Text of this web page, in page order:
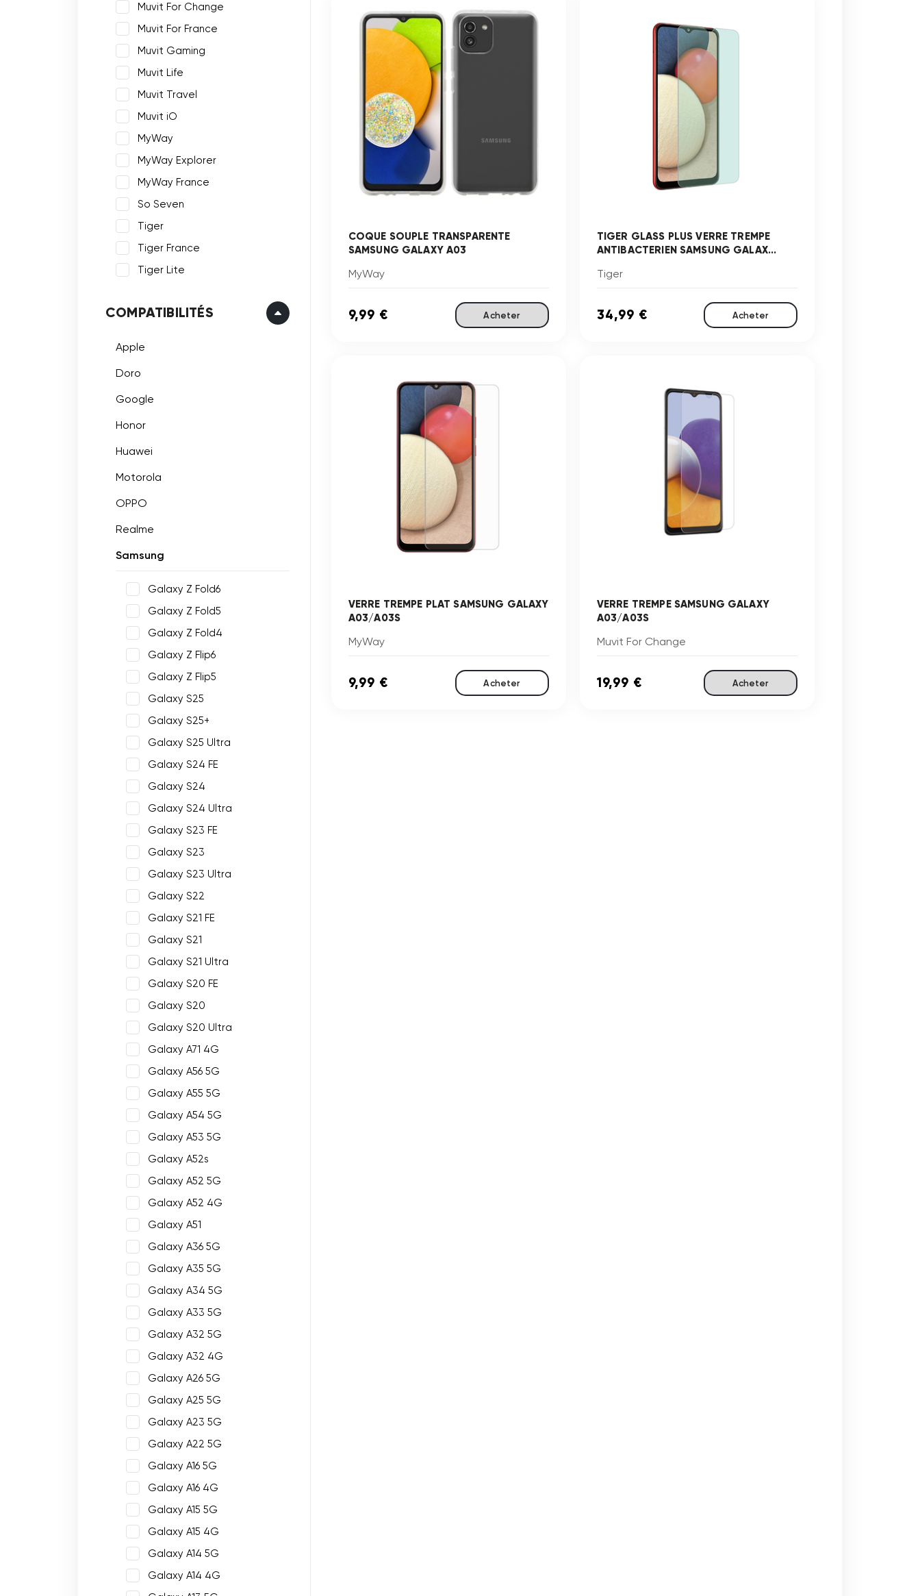
Muvit For Change
Muvit For France
Muvit Gaming
Muvit Life
Muvit Travel
Muvit iO
MyWay
MyWay Explorer
MyWay France
So Seven
Tiger
Tiger France
Tiger Lite
COMPATIBILITÉS
Apple
Doro
Google
Honor
Huawei
Motorola
OPPO
Realme
Samsung
Galaxy Z Fold6
Galaxy Z Fold5
Galaxy Z Fold4
Galaxy Z Flip6
Galaxy Z Flip5
Galaxy S25
Galaxy S25+
Galaxy S25 Ultra
Galaxy S24 FE
Galaxy S24
Galaxy S24 Ultra
Galaxy S23 FE
Galaxy S23
Galaxy S23 Ultra
Galaxy S22
Galaxy S21 FE
Galaxy S21
Galaxy S21 Ultra
Galaxy S20 FE
Galaxy S20
Galaxy S20 Ultra
Galaxy A71 4G
Galaxy A56 5G
Galaxy A55 5G
Galaxy A54 5G
Galaxy A53 5G
Galaxy A52s
Galaxy A52 5G
Galaxy A52 4G
Galaxy A51
Galaxy A36 5G
Galaxy A35 5G
Galaxy A34 5G
Galaxy A33 5G
Galaxy A32 5G
Galaxy A32 4G
Galaxy A26 5G
Galaxy A25 5G
Galaxy A23 5G
Galaxy A22 5G
Galaxy A16 5G
Galaxy A16 4G
Galaxy A15 5G
Galaxy A15 4G
Galaxy A14 5G
Galaxy A14 4G
COQUE SOUPLE TRANSPARENTE
SAMSUNG GALAXY A03
MyWay
9,99 € Acheter
TIGER GLASS PLUS VERRE TREMPE
ANTIBACTERIEN SAMSUNG GALAX...
Tiger
34,99 € Acheter
VERRE TREMPE PLAT SAMSUNG GALAXY
A03/A03S
MyWay
9,99 € Acheter
VERRE TREMPE SAMSUNG GALAXY
A03/A03S
Muvit For Change
19,99 € Acheter